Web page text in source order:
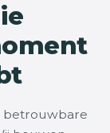
betrouwbare